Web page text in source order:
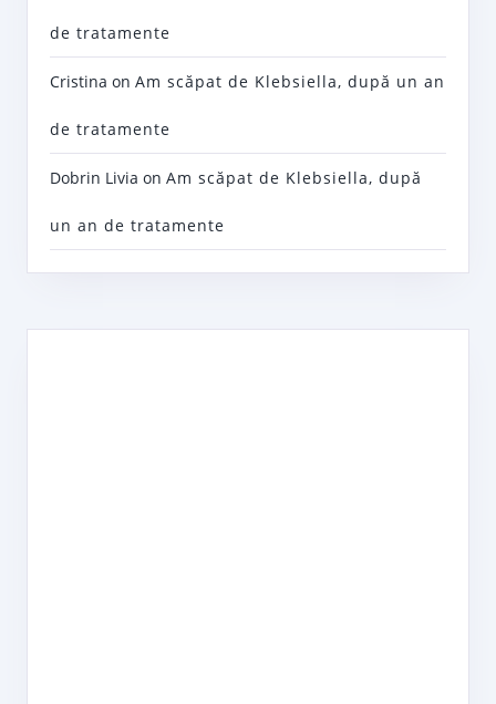
de tratamente
Cristina on Am scăpat de Klebsiella, după un an
de tratamente
Dobrin Livia on Am scăpat de Klebsiella, după
un an de tratamente